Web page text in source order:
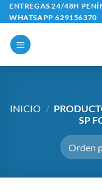
Saltar
al
contenido
ENTREGAS 24/48H
WHATSAPP 629156370
INICIO /
SP